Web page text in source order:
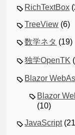
RichTextBox
TreeView (6)
数学ネタ (19)
独学OpenTK
Blazor
Blazor
(10)
JavaScript